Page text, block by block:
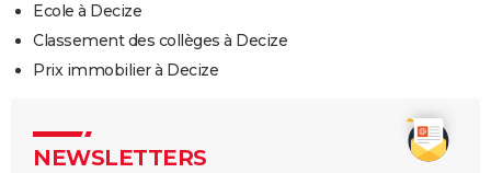
Ecole à Decize
Classement des collèges à Decize
Prix immobilier à Decize
NEWSLETTERS